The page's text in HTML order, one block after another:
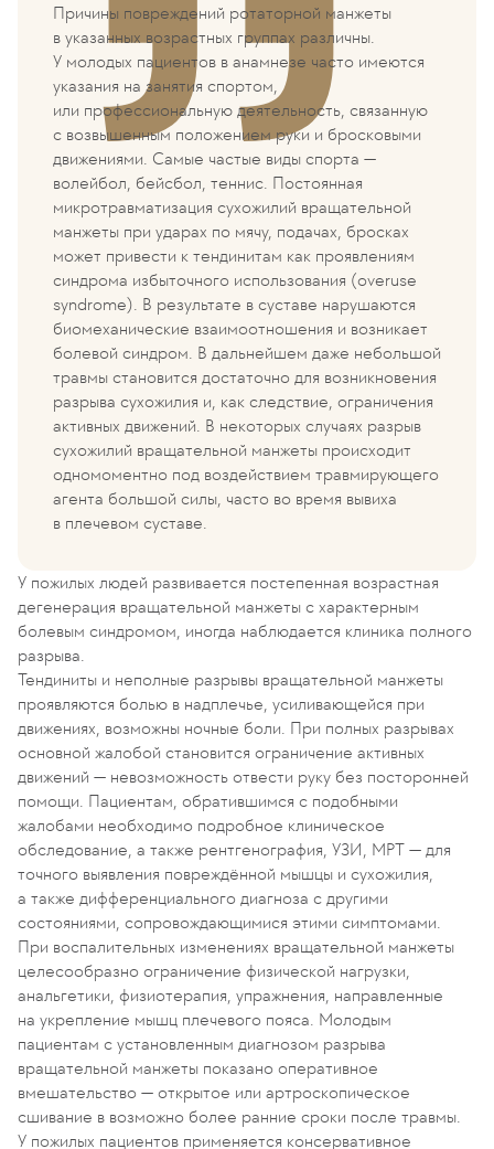
Причины повреждений ротаторной манжеты
в указанных возрастных группах различны.
У молодых пациентов в анамнезе часто имеются
указания на занятия спортом,
или профессиональную деятельность, связанную
с возвышенным положением руки и бросковыми
движениями. Самые частые виды спорта —
волейбол, бейсбол, теннис. Постоянная
микротравматизация сухожилий вращательной
манжеты при ударах по мячу, подачах, бросках
может привести к тендинитам как проявлениям
синдрома избыточного использования (overuse
syndrome). В результате в суставе нарушаются
биомеханические взаимоотношения и возникает
болевой синдром. В дальнейшем даже небольшой
травмы становится достаточно для возникновения
разрыва сухожилия и, как следствие, ограничения
активных движений. В некоторых случаях разрыв
сухожилий вращательной манжеты происходит
одномоментно под воздействием травмирующего
агента большой силы, часто во время вывиха
в плечевом суставе.
У пожилых людей развивается постепенная возрастная
дегенерация вращательной манжеты с характерным
болевым синдромом, иногда наблюдается клиника полного
разрыва.
Тендиниты и неполные разрывы вращательной манжеты
проявляются болью в надплечье, усиливающейся при
движениях, возможны ночные боли. При полных разрывах
основной жалобой становится ограничение активных
движений — невозможность отвести руку без посторонней
помощи. Пациентам, обратившимся с подобными
жалобами необходимо подробное клиническое
обследование, а также рентгенография, УЗИ, МРТ — для
точного выявления повреждённой мышцы и сухожилия,
а также дифференциального диагноза с другими
состояниями, сопровождающимися этими симптомами.
При воспалительных изменениях вращательной манжеты
целесообразно ограничение физической нагрузки,
анальгетики, физиотерапия, упражнения, направленные
на укрепление мышц плечевого пояса. Молодым
пациентам с установленным диагнозом разрыва
вращательной манжеты показано оперативное
вмешательство — открытое или артроскопическое
сшивание в возможно более ранние сроки после травмы.
У пожилых пациентов применяется консервативное